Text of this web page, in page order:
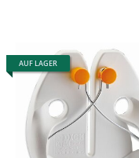
AUF LAGER